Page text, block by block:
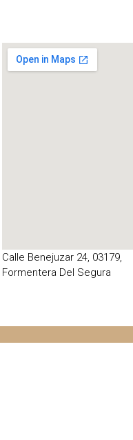
Calle Benejuzar 24, 03179,
Formentera Del Segura